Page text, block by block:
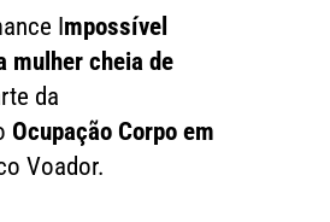
Impossível
mulher cheia de
da
Ocupação Corpo em
Voador.